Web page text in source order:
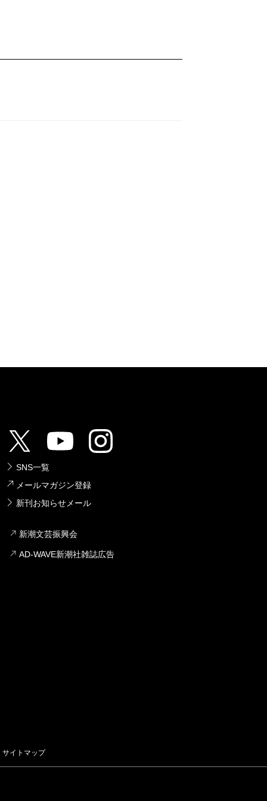
SNS一覧
メールマガジン登録
新刊お知らせメール
新潮文芸振興会
AD-WAVE新潮社雑誌広告
サイトマップ